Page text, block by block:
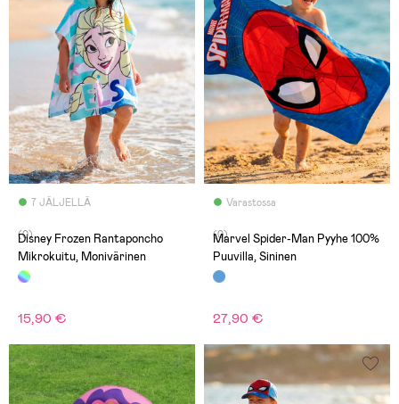
7 JÄLJELLÄ
(0)
Disney Frozen Rantaponcho
Mikrokuitu, Monivärinen
15,90 €
Varastossa
(0)
Marvel Spider-Man Pyyhe 100%
Puuvilla, Sininen
27,90 €